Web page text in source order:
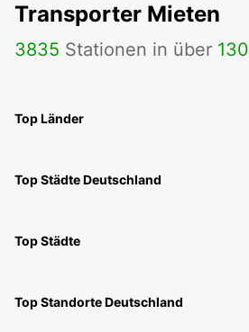
Transporter Mieten
3835 Stationen in über 130
Top Länder
Top Städte Deutschland
Top Städte
Top Standorte Deutschland